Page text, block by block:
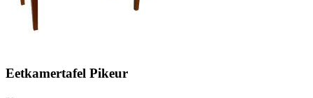
Eetkamertafel Pikeur